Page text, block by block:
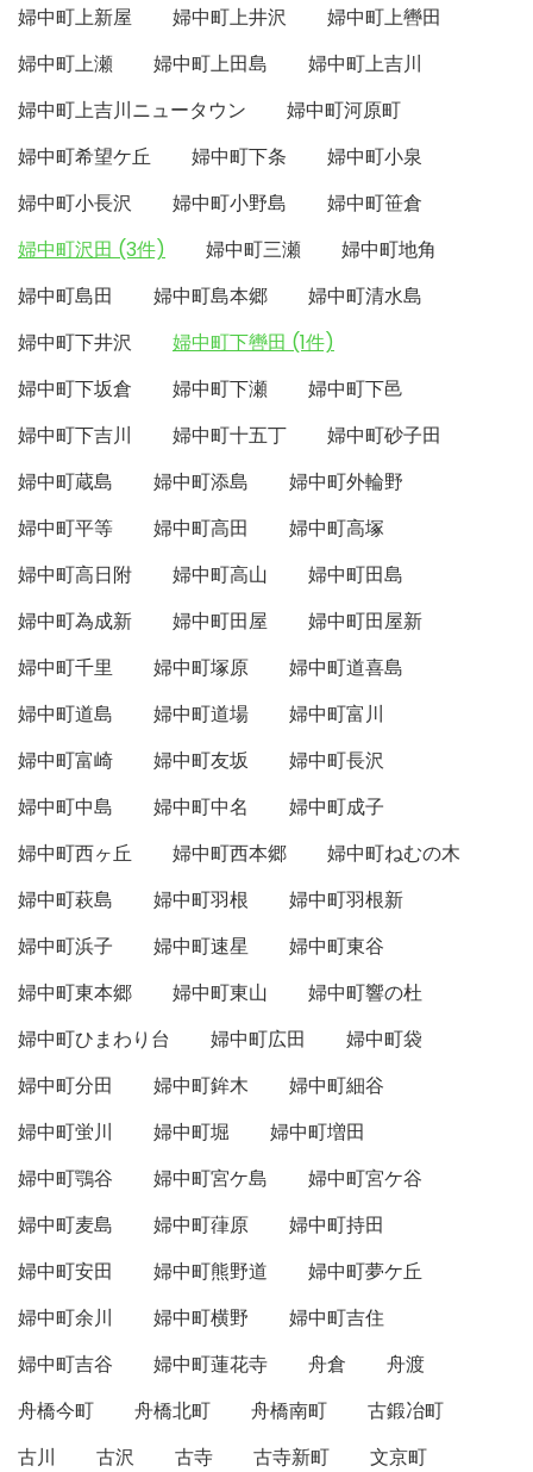
婦中町上新屋
婦中町上井沢
婦中町上轡田
婦中町上瀬
婦中町上田島
婦中町上吉川
婦中町上吉川ニュータウン
婦中町河原町
婦中町希望ケ丘
婦中町下条
婦中町小泉
婦中町小長沢
婦中町小野島
婦中町笹倉
婦中町沢田 (3件)
婦中町三瀬
婦中町地角
婦中町島田
婦中町島本郷
婦中町清水島
婦中町下井沢
婦中町下轡田 (1件)
婦中町下坂倉
婦中町下瀬
婦中町下邑
婦中町下吉川
婦中町十五丁
婦中町砂子田
婦中町蔵島
婦中町添島
婦中町外輪野
婦中町平等
婦中町高田
婦中町高塚
婦中町高日附
婦中町高山
婦中町田島
婦中町為成新
婦中町田屋
婦中町田屋新
婦中町千里
婦中町塚原
婦中町道喜島
婦中町道島
婦中町道場
婦中町富川
婦中町富崎
婦中町友坂
婦中町長沢
婦中町中島
婦中町中名
婦中町成子
婦中町西ヶ丘
婦中町西本郷
婦中町ねむの木
婦中町萩島
婦中町羽根
婦中町羽根新
婦中町浜子
婦中町速星
婦中町東谷
婦中町東本郷
婦中町東山
婦中町響の杜
婦中町ひまわり台
婦中町広田
婦中町袋
婦中町分田
婦中町鉾木
婦中町細谷
婦中町蛍川
婦中町堀
婦中町増田
婦中町鶚谷
婦中町宮ケ島
婦中町宮ケ谷
婦中町麦島
婦中町葎原
婦中町持田
婦中町安田
婦中町熊野道
婦中町夢ケ丘
婦中町余川
婦中町横野
婦中町吉住
婦中町吉谷
婦中町蓮花寺 舟倉
舟渡
舟橋今町
舟橋北町 舟橋南町
古鍛冶町
古川
古沢 古寺 古寺新町
文京町